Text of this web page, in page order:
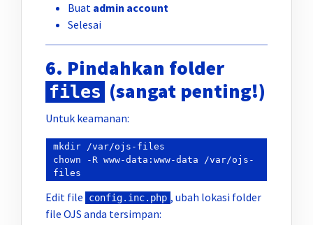
Buat admin account
Selesai
6. Pindahkan folder
files (sangat penting!)
Untuk keamanan:
mkdir /var/ojs-files
chown -R www-data:www-data /var/ojs-
Edit file config.inc.php , ubah lokasi folder
file OJS anda tersimpan: